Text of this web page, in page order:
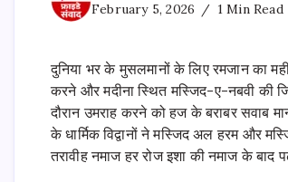
February 5, 2026
1 Min Read
दुनिया भर के मुसलमानों के लिए रमजान का
करने और मदीना स्थित मस्जिद-ए-नबवी की
दौरान उमराह करने को हज के बराबर सवाब
के धार्मिक विद्वानों ने मस्जिद अल हरम और
तरावीह नमाज हर रोज इशा की नमाज के